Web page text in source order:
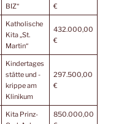
BIZ“
€
Katholische
Kita „St.
Martin“
432.000,00
€
Kindertages
stätte und -
krippe am
Klinikum
297.500,00
€
Kita Prinz-
850.000,00